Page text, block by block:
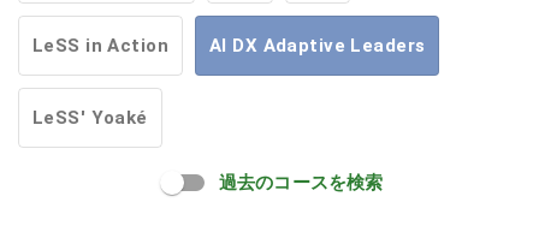
LeSS in Action AI DX Adaptive Leaders
LeSS' Yoaké
過去のコースを検索